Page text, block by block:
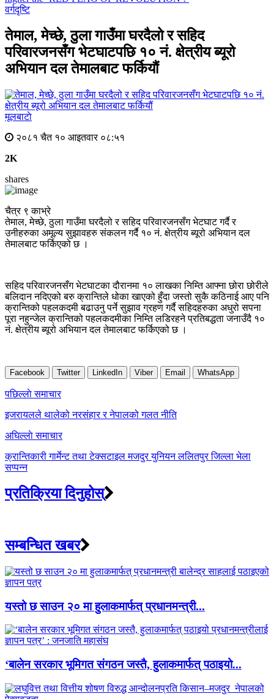
वर्गदृष्टि
तेमाल, मेच्छे, ठुला गाउँमा घरदैलो र सहिद
परिवारजनसँग भेटघाटपछि १० नं. क्षेत्रीय ब्यूरो
अभियान दल तेमालबाट फर्कियौं
मूलबाटाे
२०८१ चैत १० आइतवार ०८:५१
2K
shares
चैत्र ९ काभ्रे
तेमाल, मेच्छे, ठुला गाउँमा घरदैलो र सहिद परिवारजनसँग भेटघाट गर्दै र
उनीहरुका अमूल्य सुझावहरु संकलन गर्दै १० नं. क्षेत्रीय ब्यूरो अभियान दल
तेमालबाट फर्किएको छ ।
सहिद परिवारजनसँग भेटघाटका दौरानमा १० लाखका निम्ति आफ्ना छोरा छोरीले
बलिदान नदिएको बरु क्रान्तिले धोका खाएको हुँदा जस्तो सुकै कठिनाई आए पनि
क्रान्तिको पहलकदमी बढाउनु पर्ने सुझाव ग्रहण गर्दै सहिदहरुका अधुरो सपना
पूरा नहुन्जेल क्रान्तिको पहलकदमीका निम्ति लडिरहने प्रतिबद्धता जनाउँदै १०
नं. क्षेत्रीय ब्यूरो अभियान दल तेमालबाट फर्किएको छ ।
Facebook Twitter LinkedIn Viber Email WhatsApp
Post
navigation
पछिल्लाे समाचार
इजरायलले थालेको नरसंहार र नेपालको गलत नीति
अघिल्लाे समाचार
क्रान्तिकारी गार्मेन्ट तथा टेक्सटाइल मजदुर युनियन ललितपुर जिल्ला भेला
सप्पन्न
प्रतिक्रिया दिनुहोस्
सम्बन्धित खबर
यस्तो छ साउन २० मा हुलाकमार्फत् प्रधानमन्त्री...
‘बालेन सरकार भूमिगत संगठन जस्तै, हुलाकमार्फत् पठाइयो...